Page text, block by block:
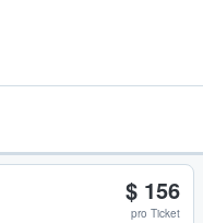
$ 156
pro Ticket